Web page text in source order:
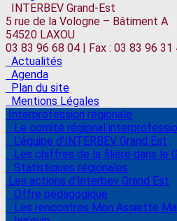
INTERBEV Grand-Est
5 rue de la Vologne – Bâtiment A
54520 LAXOU
03 83 96 68 04 | Fax : 03 83 96 31
Actualités
Agenda
Plan du site
Mentions Légales
Interprofession régionale
Le comité régional
L'équipe d'INTERBEV Grand Est
Les chiffres de la filière dans le
Statistiques régionales
Les actions d'Interbev Grand Est
Offre pédagogique
Les rencontres Mon Assiette